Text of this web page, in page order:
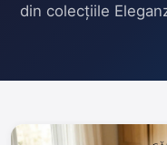
din colecțiile